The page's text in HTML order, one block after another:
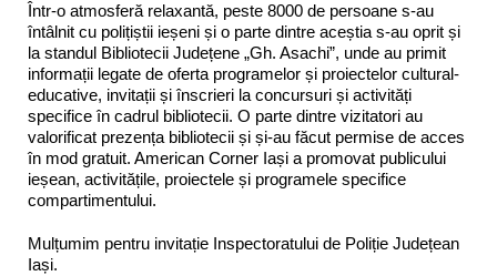
Într-o atmosferă relaxantă, peste 8000 de persoane s-au
întâlnit cu polițiștii ieșeni și o parte dintre aceștia s-au oprit și
la standul Bibliotecii Județene „Gh. Asachi”, unde au primit
informații legate de oferta programelor și proiectelor cultural-
educative, invitații și înscrieri la concursuri și activități
specifice în cadrul bibliotecii. O parte dintre vizitatori au
valorificat prezența bibliotecii și și-au făcut permise de acces
în mod gratuit. American Corner Iași a promovat publicului
ieșean, activitățile, proiectele și programele specifice
compartimentului.
Mulțumim pentru invitație Inspectoratului de Poliție Județean
Iași.